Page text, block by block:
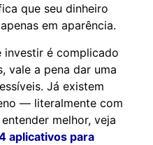
que seu dinheiro
em aparência.
investir é complicado
vale a pena dar uma
Já existem
— literalmente com
melhor, veja
aplicativos para